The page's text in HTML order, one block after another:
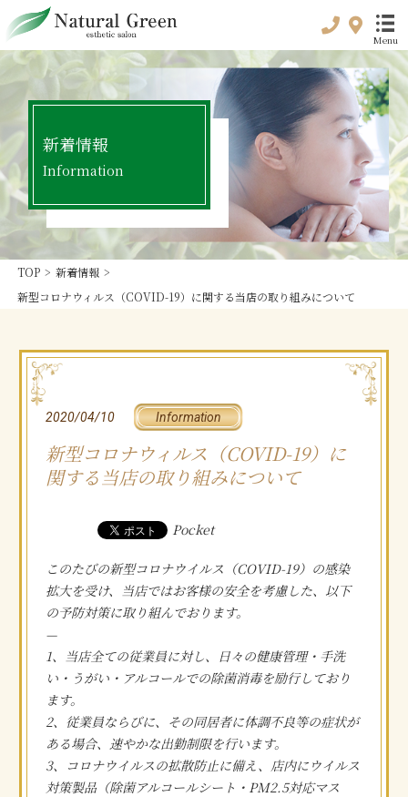
Menu
初めてのお客様へ
For customer
初回限定プラン
Special plan
料金メニュー
プリペイド
キャンペーン
Campaign
店舗情報
About us
Contact
新着情報
Information
About site
新着情報
Information
TOP > 新着情報 >
新型コロナウィルス（COVID-19）に関する当店の取り組みについて
2020/04/10 Information
新型コロナウィルス（COVID-19）に
関する当店の取り組みについて
Pocket
このたびの新型コロナウイルス（COVID-19）の感染
拡大を受け、当店ではお客様の安全を考慮した、以下
の予防対策に取り組んでおります。
—
1、当店全ての従業員に対し、日々の健康管理・手洗
い・うがい・アルコールでの除菌消毒を励行しており
ます。
2、従業員ならびに、その同居者に体調不良等の症状が
ある場合、速やかな出勤制限を行います。
3、コロナウイルスの拡散防止に備え、店内にウイルス
対策製品（除菌アルコールシート・PM2.5対応マス